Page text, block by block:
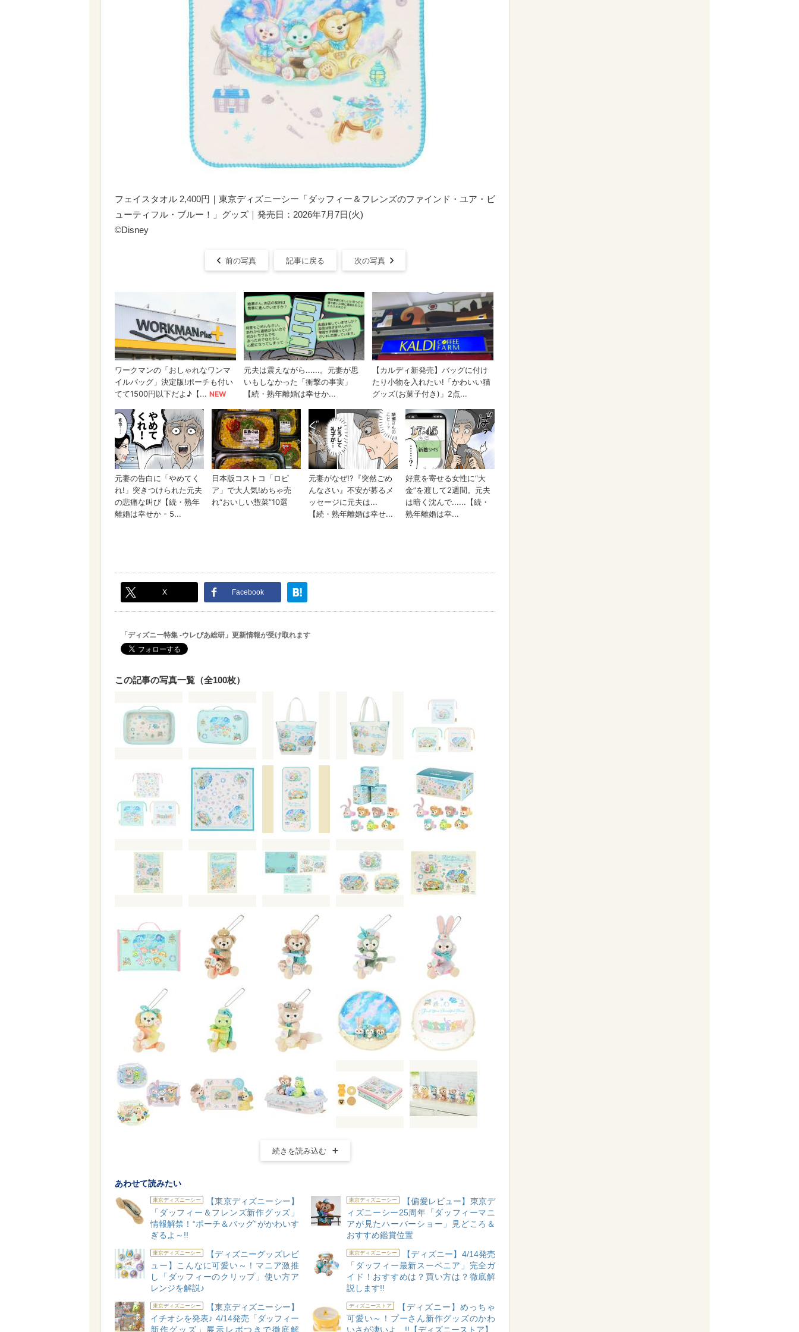
フェイスタオル 2,400円｜東京ディズニーシー「ダッフィー＆フレンズのファインド・ユア・ビ
ューティフル・ブルー！」グッズ｜発売日：2026年7月7日(火)
©Disney
前の写真 記事に戻る 次の写真
X Facebook
「ディズニー特集 -ウレぴあ総研」更新情報が受け取れます
この記事の写真一覧（全100枚）
続きを読み込む
あわせて読みたい
東京ディズニーシー
【東京ディズニーシー】
「ダッフィー＆フレンズ新作グッズ」
情報解禁！“ポーチ＆バッグ”がかわいす
ぎるよ～!!
東京ディズニーシー
【偏愛レビュー】東京デ
ィズニーシー25周年「ダッフィーマニ
アが見たハーバーショー」見どころ＆
おすすめ鑑賞位置
東京ディズニーシー
【ディズニーグッズレビ
ュー】こんなに可愛い～！マニア激推
し「ダッフィーのクリップ」使い方ア
レンジを解説♪
東京ディズニーシー
【ディズニー】4/14発売
「ダッフィー最新スーベニア」完全ガ
イド！おすすめは？買い方は？徹底解
説します!!
東京ディズニーシー
【東京ディズニーシー】
イチオシを発表♪ 4/14発売「ダッフィー
新作グッズ」展示レポつきで徹底解
ディズニーストア
【ディズニー】めっちゃ
可愛い～！プーさん新作グッズのかわ
いさが凄いよ…!!【ディズニーストア】